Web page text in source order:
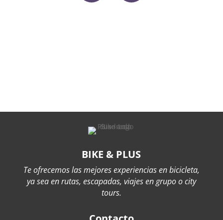
BIKE & PLUS
Te ofrecemos las mejores experiencias en bicicleta,
ya sea en rutas, escapadas, viajes en grupo o city
tours.